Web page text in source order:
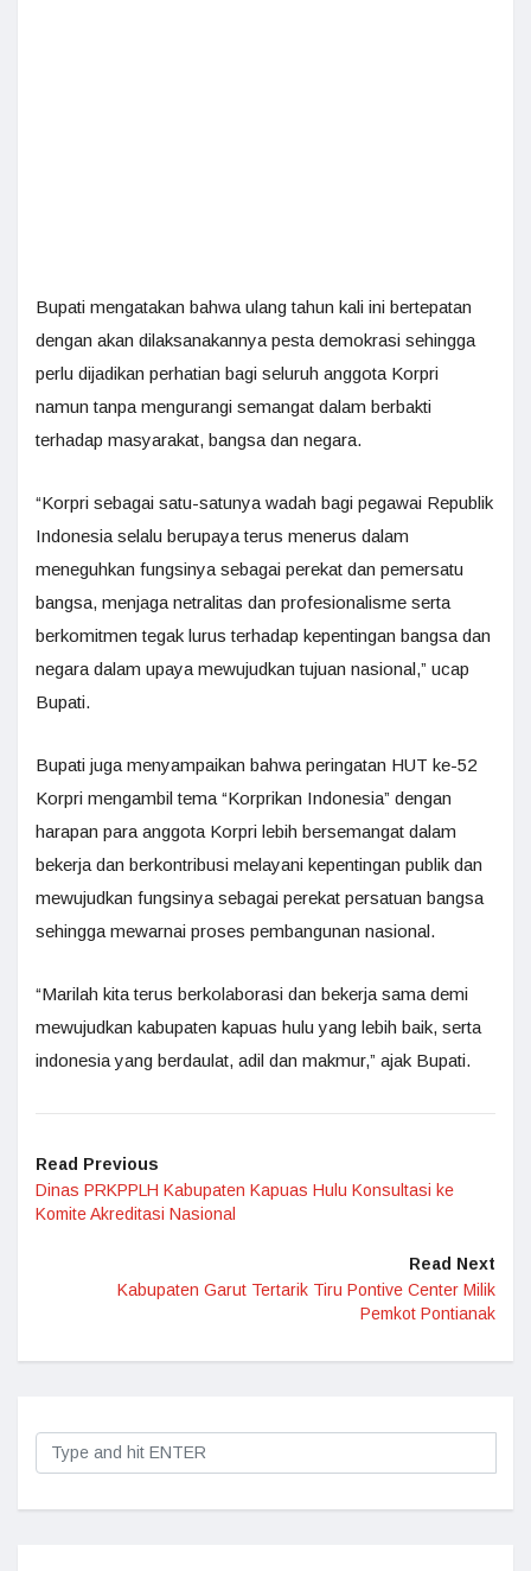
Bupati mengatakan bahwa ulang tahun kali ini bertepatan
dengan akan dilaksanakannya pesta demokrasi sehingga
perlu dijadikan perhatian bagi seluruh anggota Korpri
namun tanpa mengurangi semangat dalam berbakti
terhadap masyarakat, bangsa dan negara.
“Korpri sebagai satu-satunya wadah bagi pegawai Republik
Indonesia selalu berupaya terus menerus dalam
meneguhkan fungsinya sebagai perekat dan pemersatu
bangsa, menjaga netralitas dan profesionalisme serta
berkomitmen tegak lurus terhadap kepentingan bangsa dan
negara dalam upaya mewujudkan tujuan nasional,” ucap
Bupati.
Bupati juga menyampaikan bahwa peringatan HUT ke-52
Korpri mengambil tema “Korprikan Indonesia” dengan
harapan para anggota Korpri lebih bersemangat dalam
bekerja dan berkontribusi melayani kepentingan publik dan
mewujudkan fungsinya sebagai perekat persatuan bangsa
sehingga mewarnai proses pembangunan nasional.
“Marilah kita terus berkolaborasi dan bekerja sama demi
mewujudkan kabupaten kapuas hulu yang lebih baik, serta
indonesia yang berdaulat, adil dan makmur,” ajak Bupati.
Read Previous
Dinas PRKPPLH Kabupaten Kapuas Hulu Konsultasi ke
Komite Akreditasi Nasional
Read Next
Kabupaten Garut Tertarik Tiru Pontive Center Milik
Pemkot Pontianak